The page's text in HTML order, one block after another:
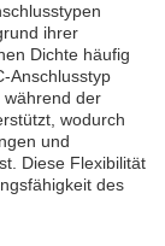
ihrer
Dichte häufig
Anschlusstyp
während der
wodurch
und
Diese Flexibilität
des